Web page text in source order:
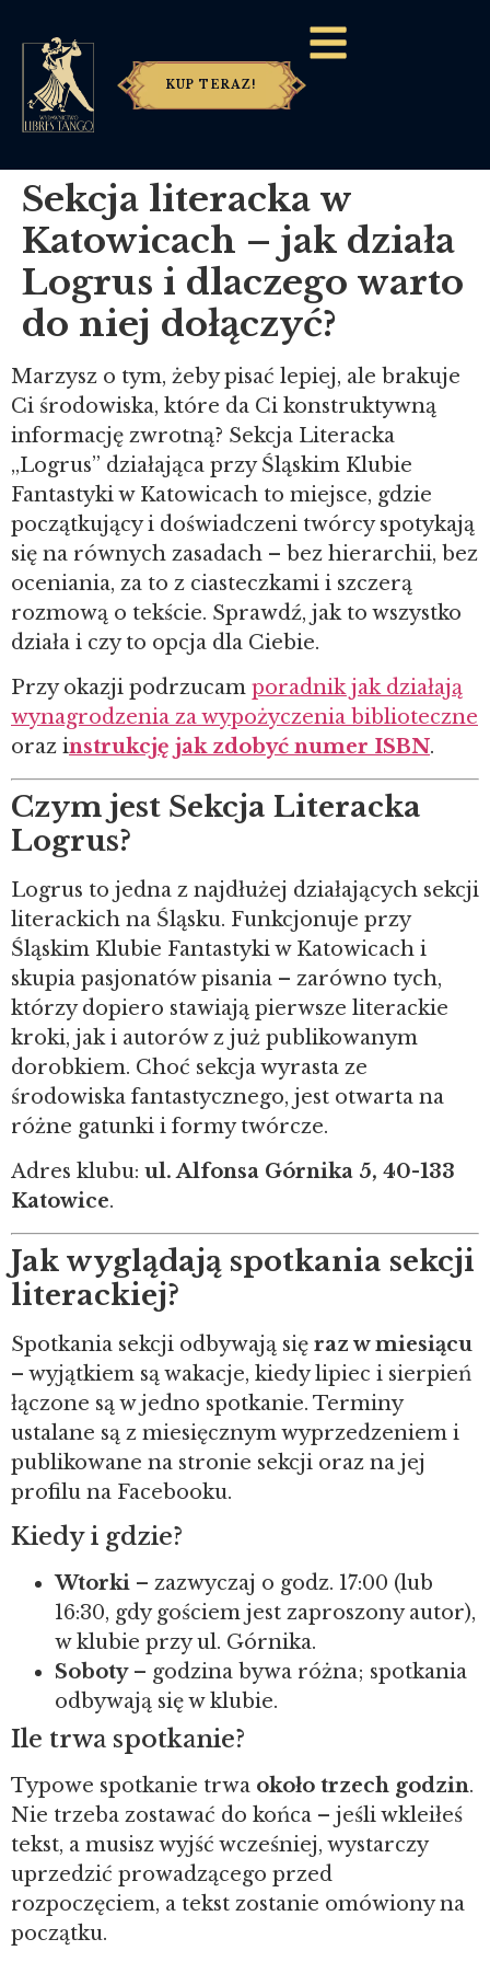
KUP TERAZ!
Sekcja literacka w
Katowicach – jak działa
Logrus i dlaczego warto
do niej dołączyć?
Marzysz o tym, żeby pisać lepiej, ale brakuje
Ci środowiska, które da Ci konstruktywną
informację zwrotną? Sekcja Literacka
„Logrus” działająca przy Śląskim Klubie
Fantastyki w Katowicach to miejsce, gdzie
początkujący i doświadczeni twórcy spotykają
się na równych zasadach – bez hierarchii, bez
oceniania, za to z ciasteczkami i szczerą
rozmową o tekście. Sprawdź, jak to wszystko
działa i czy to opcja dla Ciebie.
Przy okazji podrzucam poradnik jak działają
wynagrodzenia za wypożyczenia biblioteczne
oraz instrukcję jak zdobyć numer ISBN.
Czym jest Sekcja Literacka
Logrus?
Logrus to jedna z najdłużej działających sekcji
literackich na Śląsku. Funkcjonuje przy
Śląskim Klubie Fantastyki w Katowicach i
skupia pasjonatów pisania – zarówno tych,
którzy dopiero stawiają pierwsze literackie
kroki, jak i autorów z już publikowanym
dorobkiem. Choć sekcja wyrasta ze
środowiska fantastycznego, jest otwarta na
różne gatunki i formy twórcze.
Adres klubu: ul. Alfonsa Górnika 5, 40-133
Katowice.
Jak wyglądają spotkania sekcji
literackiej?
Spotkania sekcji odbywają się raz w miesiącu
– wyjątkiem są wakacje, kiedy lipiec i sierpień
łączone są w jedno spotkanie. Terminy
ustalane są z miesięcznym wyprzedzeniem i
publikowane na stronie sekcji oraz na jej
profilu na Facebooku.
Kiedy i gdzie?
Wtorki – zazwyczaj o godz. 17:00 (lub
16:30, gdy gościem jest zaproszony autor),
w klubie przy ul. Górnika.
Soboty– godzina bywa różna; spotkania
odbywają się w klubie.
Ile trwa spotkanie?
Typowe spotkanie trwa około trzech godzin.
Nie trzeba zostawać do końca – jeśli wkleiłeś
tekst, a musisz wyjść wcześniej, wystarczy
uprzedzić prowadzącego przed
rozpoczęciem, a tekst zostanie omówiony na
początku.